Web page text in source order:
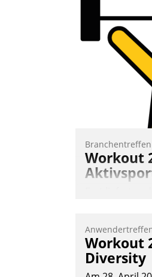
Branchentreffen
Workout
Dazwischen
Neues zu
Workout
Diversity